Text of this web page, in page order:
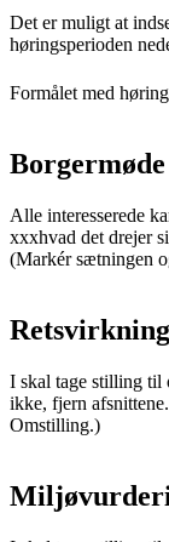
Det er muligt at
høringsperioden
Formålet med
Borgermøde
Alle interesserede
xxxhvad det drejer
(Markér sætningen
I skal tage stilling til
ikke, fjern
Omstilling.)